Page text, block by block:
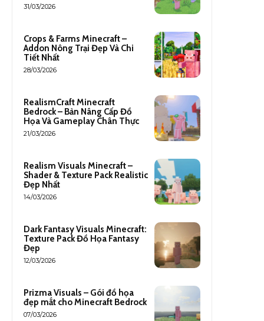
31/03/2026
Crops & Farms Minecraft –
Addon Nông Trại Đẹp Và Chi
Tiết Nhất
28/03/2026
RealismCraft Minecraft
Bedrock – Bản Nâng Cấp Đồ
Họa Và Gameplay Chân Thực
21/03/2026
Realism Visuals Minecraft –
Shader & Texture Pack Realistic
Đẹp Nhất
14/03/2026
Dark Fantasy Visuals Minecraft:
Texture Pack Đồ Họa Fantasy
Đẹp
12/03/2026
Prizma Visuals – Gói đồ họa
đẹp mắt cho Minecraft Bedrock
07/03/2026